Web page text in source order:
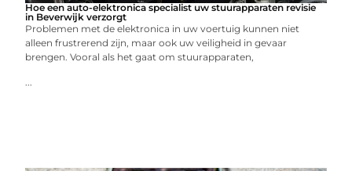
Hoe een auto-elektronica specialist uw stuurapparaten revisie
in Beverwijk verzorgt
Problemen met de elektronica in uw voertuig kunnen niet
alleen frustrerend zijn, maar ook uw veiligheid in gevaar
brengen. Vooral als het gaat om stuurapparaten,
...